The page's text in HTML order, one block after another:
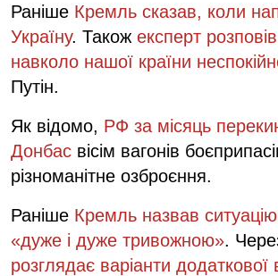
Раніше Кремль сказав, коли
Україну. Також експерт
навколо нашої країни
Путін.
Як відомо, РФ за місяць
Донбас вісім вагонів
різноманітне озброєння.
Раніше Кремль назвав
«дуже і дуже тривожною».
розглядає варіанти додаткової